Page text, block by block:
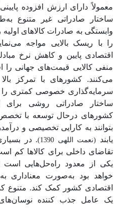
معمولاً دارای ارزش افزوده
ساختار صادراتی غیر متنوع
وابستگی به صادرات کالاهای
را با ریسک بالایی مواجه
اقتصادی پایین و کاهش نرخ
منفی کالایی قیمت‌های جهانی را
می‌کنند. کشورهای با تمرکز
سرمایه‌گذاری خصوصی کمتری را
ساختار صادراتی روشی
کشورهای درحال توسعه با
بتوانند به کارایی تخصیصی و
یابند
(نعمت اللهی 1390)
. در
تقاضای داخلی برای کالاها کم
یکی از معدود راه‌حل‌هایی است
خواهد بود به‌صورت معناداری
اقتصادی کشور کمک کند. متنوع
یک عامل جذب کننده